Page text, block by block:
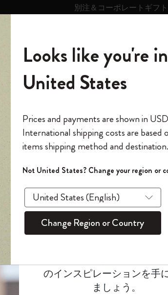
別注＆コーポレートギフト
チャーム
ル
ル
イエジャーナル
リー
ンナー
ー
ング・システム
トスマートとは
ン
ョン
レクション
in Wonderland」コレ
ザ・リング』コレク
ートブック
レクション
コレクショ
定版コレクション
Collection
への贈り物
ルへの贈り物
贈り物
の贈り物
の贈り物です
ギフト
マ・ピンズ・コレク
に
レスキン
ング・システム
ク
サ
リー
の世界
サブカテゴリ
ール
モレスキンの世界へようこ
*メールアドレス
*パスワード
このデバイスで情報を保存す
ログイン
のご購入で送料無料
示されないのですか?
われる場合は、次の点を確認してく
定] > [天気] に移動しますlt;br> 「体
す
します (華氏または摂氏)
要素を考慮しますが、場所によっ
す。
モレスキンの世界へようこ
今すぐ会員登録して、コ
「WELCOME10」を入力する
回注文が10%オフ＋送料無料
ます。セール・アウトレット
適用外。
のインスピレーションを手
ましょう。
Looks like you're in
United States
Prices and payments are shown in
International shipping costs are based
items shipping method and destination.
Not United States? Change your region or
Change Region or Country